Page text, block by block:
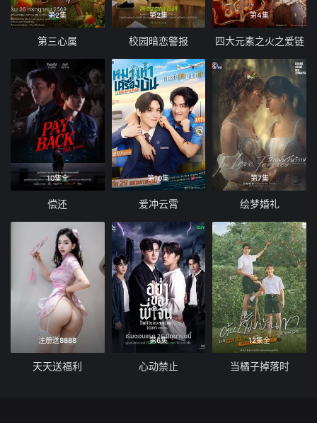
第2集
第三心属
第2集
校园暗恋警报
第4集
四大元素之火之爱链
10集全
偿还
第10集
爱冲云霄
第7集
绘梦婚礼
注册送8888
天天送福利
第6集
心动禁止
12集全
当橘子掉落时